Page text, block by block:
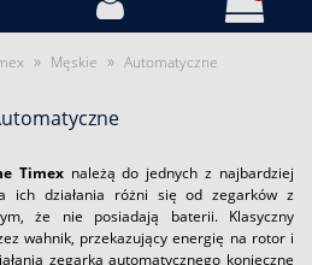
» Męskie » Automatyczne
Timexnależą do jednych z najbardziej
ich działania różni się od zegarków z
że nie posiadają baterii. Klasyczny
wahnik, przekazujący energię na rotor i
zegarka automatycznego konieczne